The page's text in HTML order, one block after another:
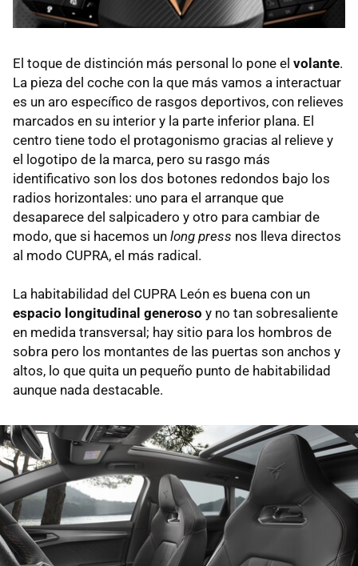
El toque de distinción más personal lo pone el volante.
La pieza del coche con la que más vamos a interactuar
es un aro específico de rasgos deportivos, con relieves
marcados en su interior y la parte inferior plana. El
centro tiene todo el protagonismo gracias al relieve y
el logotipo de la marca, pero su rasgo más
identificativo son los dos botones redondos bajo los
radios horizontales: uno para el arranque que
desaparece del salpicadero y otro para cambiar de
modo, que si hacemos un long press nos lleva directos
al modo CUPRA, el más radical.
La habitabilidad del CUPRA León es buena con un
espacio longitudinal generoso y no tan sobresaliente
en medida transversal; hay sitio para los hombros de
sobra pero los montantes de las puertas son anchos y
altos, lo que quita un pequeño punto de habitabilidad
aunque nada destacable.